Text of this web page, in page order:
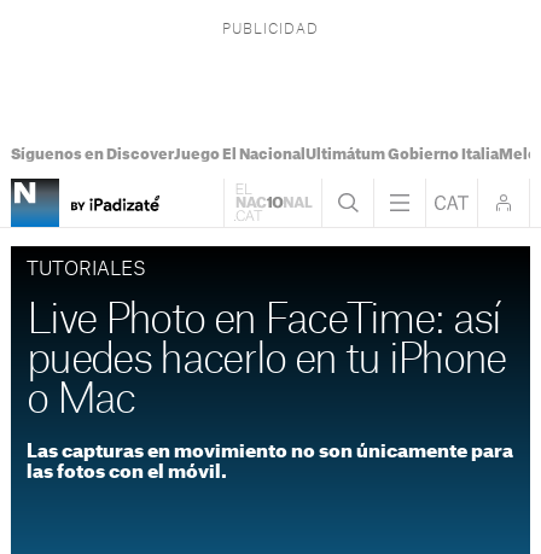
Síguenos en DiscoverJuego El Nacional Ultimátum Gobierno Italia
TUTORIALES
Live Photo en FaceTime: así
puedes hacerlo en tu iPhone
o Mac
Las capturas en movimiento no son únicamente para
las fotos con el móvil.